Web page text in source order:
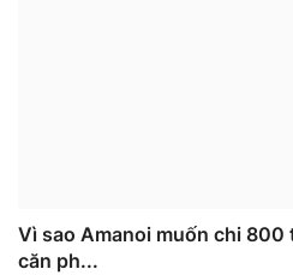
Vì sao Amanoi muốn chi 800
căn ph...